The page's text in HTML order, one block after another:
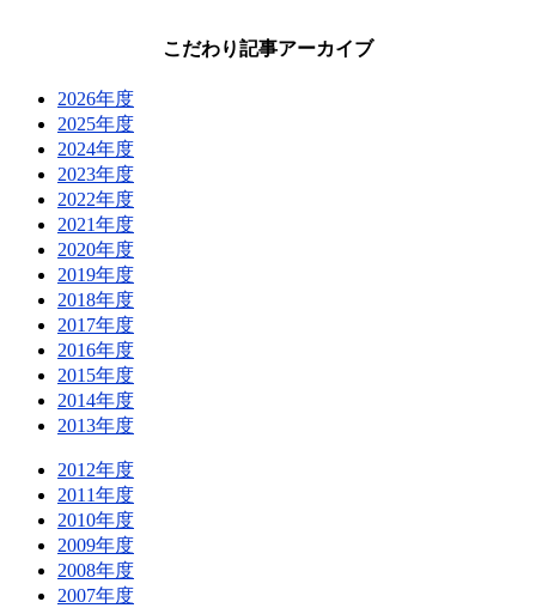
こだわり記事アーカイブ
2026年度
2025年度
2024年度
2023年度
2022年度
2021年度
2020年度
2019年度
2018年度
2017年度
2016年度
2015年度
2014年度
2013年度
2012年度
2011年度
2010年度
2009年度
2008年度
2007年度